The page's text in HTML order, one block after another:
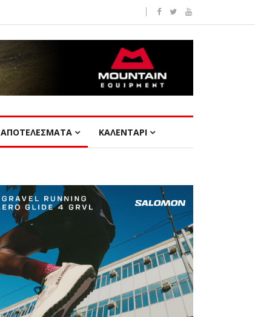
ΑΠΟΤΕΛΕΣΜΑΤΑ ΚΑΛΕΝΤΑΡΙ